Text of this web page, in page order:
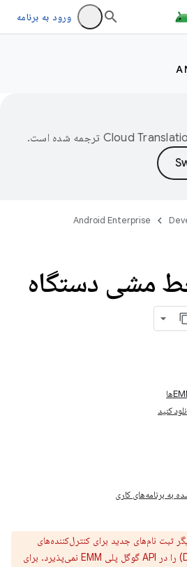
ورود به برنامه
ترجمه شده است.
Android Enterprise
مشی دستگاه
به برنامه‌های کاری
ثبت نام‌های جدید برای کنترل‌کننده‌های
خط‌مشی دستگاه سفارشی (DPC) را در API گوگل پلی EMM نمی‌پذیرد. برای